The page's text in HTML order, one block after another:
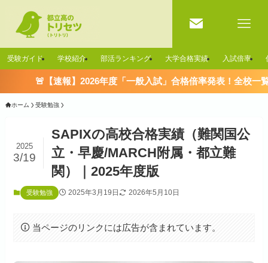
受験ガイド 学校紹介 部活ランキング 大学合格実績 入試倍率
報】2026年度「一般入試」合格倍率発表！全校一覧はこちら ＞
ホーム 受験勉強
SAPIXの高校合格実績（難関国公
立・早慶/MARCH附属・都立難
関）｜2025年度版
2025
3/19
受験勉強 2025年3月19日 2026年5月10日
当ページのリンクには広告が含まれています。